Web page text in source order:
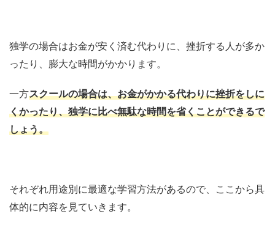
独学の場合はお金が安く済む代わりに、挫折する人が多か
ったり、膨大な時間がかかります。
一方スクールの場合は、お金がかかる代わりに挫折をしに
くかったり、独学に比べ無駄な時間を省くことができるで
しょう。
それぞれ用途別に最適な学習方法があるので、ここから具
体的に内容を見ていきます。